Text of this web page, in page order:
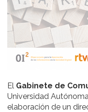
El Gabinete de
Universidad
elaboración de un